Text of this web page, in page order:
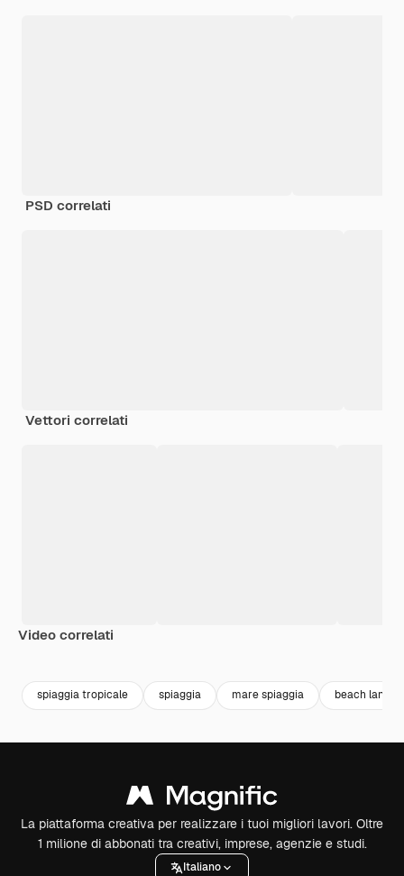
PSD correlati
Vettori correlati
Video correlati
spiaggia tropicale spiaggia mare spiaggia beach
La piattaforma creativa per realizzare i tuoi migliori lavori. Oltre
1 milione di abbonati tra creativi, imprese, agenzie e studi.
Italiano